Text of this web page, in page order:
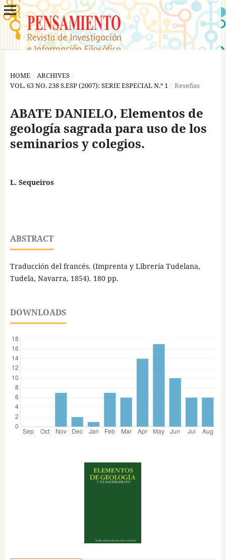
HOME / ARCHIVES /
VOL. 63 NO. 238 S.ESP (2007): SERIE ESPECIAL N.º 1 / Reseñas
ABATE DANIELO, Elementos de
geología sagrada para uso de los
seminarios y colegios.
L. Sequeiros
ABSTRACT
Traducción del francés. (Imprenta y Librería Tudelana,
Tudela, Navarra, 1854). 180 pp.
DOWNLOADS